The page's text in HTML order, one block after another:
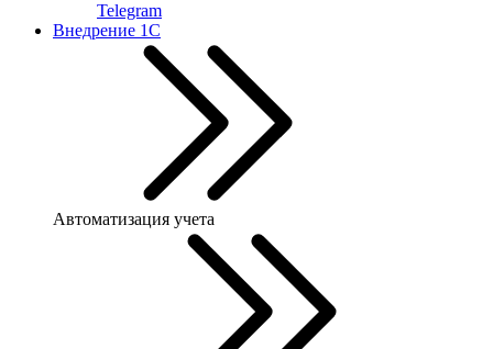
Telegram
Внедрение 1С
Автоматизация учета